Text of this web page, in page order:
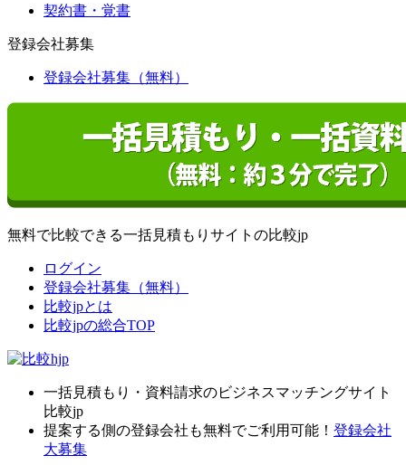
契約書・覚書
登録会社募集
登録会社募集（無料）
無料で比較できる一括見積もりサイトの比較jp
ログイン
登録会社募集（無料）
比較jpとは
比較jpの総合TOP
一括見積もり・資料請求のビジネスマッチングサイト
比較jp
提案する側の登録会社も無料でご利用可能！ 登録会社
大募集